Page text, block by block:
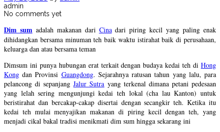
admin
No comments yet
Dim sumadalah makanan dari Cinadari piring kecil yang paling enak
dihidangkan bersama minuman teh baik waktu istirahat baik di perusahaan,
keluarga dan atau bersama teman
Dimsum ini punya hubungan erat terkait dengan budaya kedai teh di Hong
Kong dan Provinsi Guangdong. Sejarahnya ratusan tahun yang lalu, para
pelancong di sepanjangJalur Sutra yang terkenal dimana petani pedesaan
yang lelah sering mengunjungi kedai teh lokal (cha lau Kanton) untuk
beristirahat dan bercakap-cakap disertai dengan secangkir teh. Ketika itu
kedai teh mulai menyajikan makanan di piring kecil dengan teh, yang
menjadi cikal bakal tradisi menikmati dim sum hingga sekarang ini